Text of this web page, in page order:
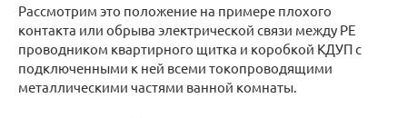
Рассмотрим это положение на примере плохого
контакта или обрыва электрической связи между РЕ
проводником квартирного щитка и коробкой КДУП с
подключенными к ней всеми токопроводящими
металлическими частями ванной комнаты.